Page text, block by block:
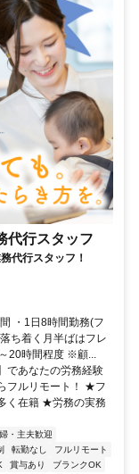
代行スタッフ
代行スタッフ！
・1日8時間勤務(フ
ち着く月半ばはフレ
20時間程度 ※顧...
であなたの労務経験
フルリモート！ ★フ
く在籍 ★労務の実務
・主夫歓迎
転勤なし
フルリモート
賞与あり
ブランクOK